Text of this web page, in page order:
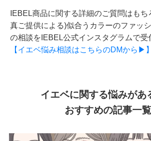
IEBEL商品に関する詳細のご質問はもち
真ご提供による)似合うカラーのファッ
の相談をIEBEL公式インスタグラムで
【イエベ悩み相談はこちらのDMから▶】
イエベに関する悩みがあ
おすすめの記事一覧